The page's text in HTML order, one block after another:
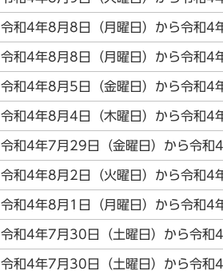
令和4年8月8日（月曜日）から令和4
令和4年8月8日（月曜日）から令和4
令和4年8月5日（金曜日）から令和4
令和4年8月4日（木曜日）から令和4
令和4年7月29日（金曜日）から令和
令和4年8月2日（火曜日）から令和4
令和4年8月1日（月曜日）から令和4
令和4年7月30日（土曜日）から令和
令和4年7月30日（土曜日）から令和